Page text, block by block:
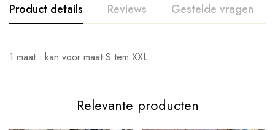
Product details Reviews Gestelde vragen
1 maat : kan voor maat S tem XXL
Relevante producten